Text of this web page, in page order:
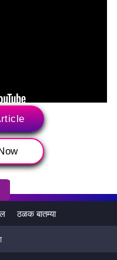
ठळक बातम्या